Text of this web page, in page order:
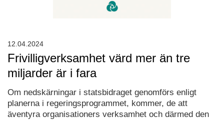
Frivilligverksamhet värd mer än tre
miljarder är i fara
Om nedskärningar i statsbidraget genomförs enligt
planerna i regeringsprogrammet, kommer, de att
äventyra organisationers verksamhet och därmed den
12.04.2024